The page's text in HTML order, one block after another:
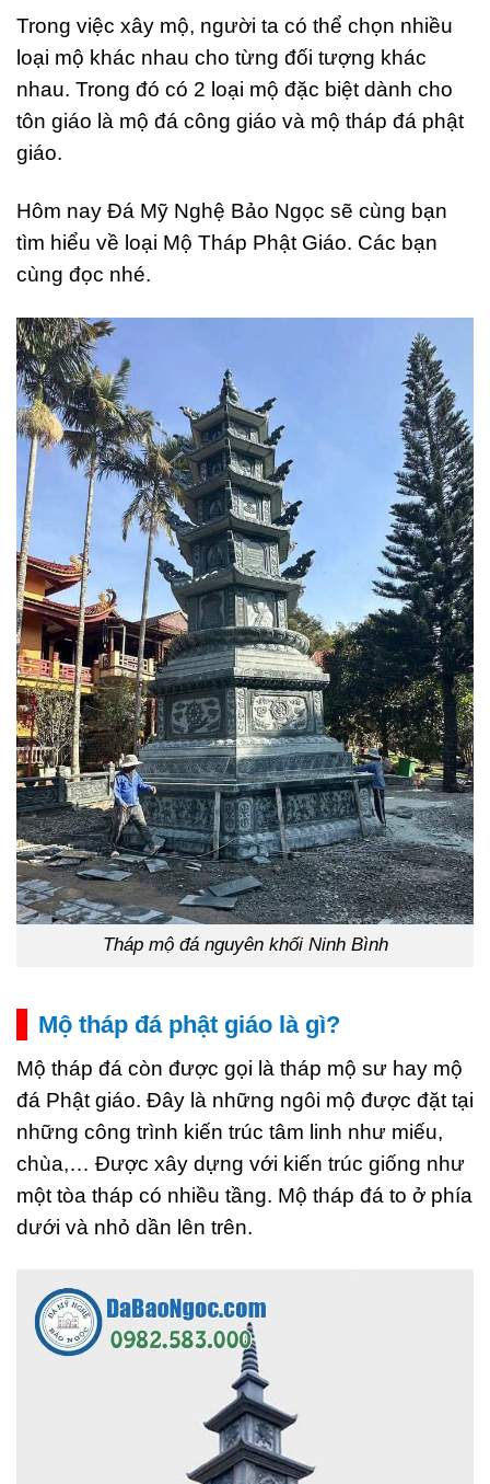
Trong việc xây mộ, người ta có thể chọn nhiều
loại mộ khác nhau cho từng đối tượng khác
nhau. Trong đó có 2 loại mộ đặc biệt dành cho
tôn giáo là mộ đá công giáo và mộ tháp đá phật
giáo.
Hôm nay Đá Mỹ Nghệ Bảo Ngọc sẽ cùng bạn
tìm hiểu về loại Mộ Tháp Phật Giáo. Các bạn
cùng đọc nhé.
Tháp mộ đá nguyên khối Ninh Bình
Mộ tháp đá phật giáo là gì?
Mộ tháp đá còn được gọi là tháp mộ sư hay mộ
đá Phật giáo. Đây là những ngôi mộ được đặt tại
những công trình kiến trúc tâm linh như miếu,
chùa,… Được xây dựng với kiến trúc giống như
một tòa tháp có nhiều tầng. Mộ tháp đá to ở phía
dưới và nhỏ dần lên trên.